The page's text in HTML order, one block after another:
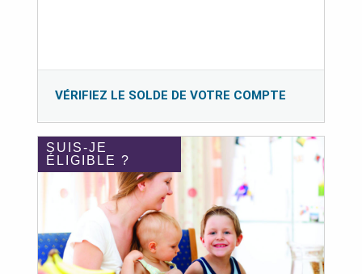
VÉRIFIEZ LE SOLDE DE VOTRE COMPTE
SUIS-JE
ÉLIGIBLE ?